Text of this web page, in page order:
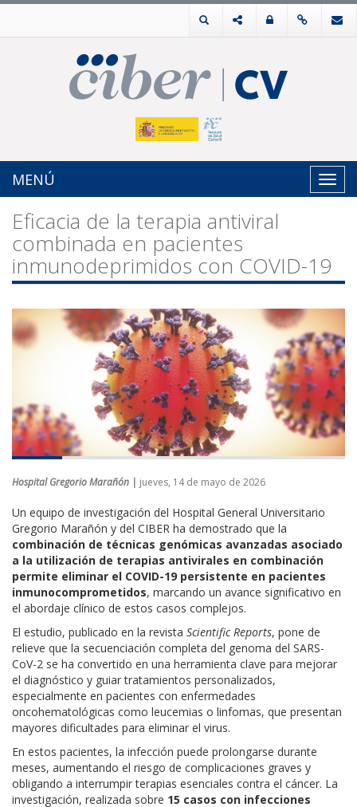
MENÚ
Eficacia de la terapia antiviral
combinada en pacientes
inmunodeprimidos con COVID-19
Hospital Gregorio Marañón | jueves, 14 de mayo de 2026
Un equipo de investigación del Hospital General Universitario
Gregorio Marañón y del CIBER ha demostrado que la
combinación de técnicas genómicas avanzadas asociado
a la utilización de terapias antivirales en combinación
permite eliminar el COVID-19 persistente en pacientes
inmunocomprometidos, marcando un avance significativo en
el abordaje clínico de estos casos complejos.
El estudio, publicado en la revista Scientific Reports, pone de
relieve que la secuenciación completa del genoma del SARS-
CoV-2 se ha convertido en una herramienta clave para mejorar
el diagnóstico y guiar tratamientos personalizados,
especialmente en pacientes con enfermedades
oncohematológicas como leucemias o linfomas, que presentan
mayores dificultades para eliminar el virus.
En estos pacientes, la infección puede prolongarse durante
meses, aumentando el riesgo de complicaciones graves y
obligando a interrumpir terapias esenciales contra el cáncer. La
investigación, realizada sobre 15 casos con infecciones